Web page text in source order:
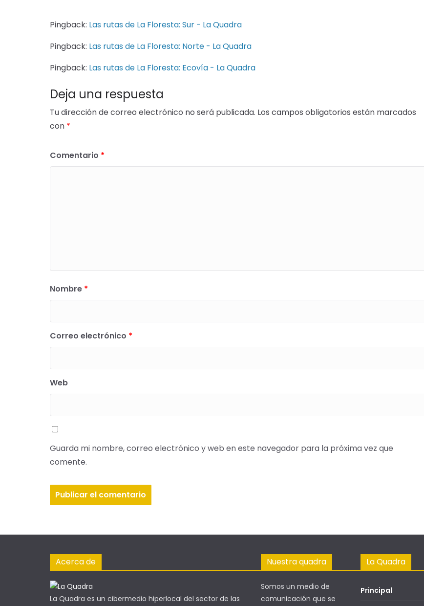
Pingback: Las rutas de La Floresta: Sur - La Quadra
Pingback: Las rutas de La Floresta: Norte - La Quadra
Pingback: Las rutas de La Floresta: Ecovía - La Quadra
Deja una respuesta
Tu dirección de correo electrónico no será publicada. Los campos obligatorios están marcados
con *
Comentario *
Nombre *
Correo electrónico *
Web
Guarda mi nombre, correo electrónico y web en este navegador para la próxima vez que
comente.
Acerca de
La Quadra es un cibermedio hiperlocal del sector de las
Nuestra quadra
Somos un medio de
comunicación que se
La Quadra
Principal